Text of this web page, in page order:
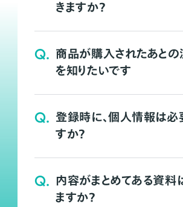
きますか？
Q. 商品が購入されたあとの
を知りたいです
Q. 登録時に、個人情報は必
すか？
Q. 内容がまとめてある資料
ますか？